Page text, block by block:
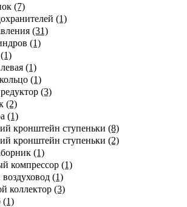
(7)
(1)
(31)
(1)
(1)
(1)
(1)
(3)
(2)
(1)
кронштейн ступеньки (8)
кронштейн ступеньки (2)
(1)
компрессор (1)
(1)
коллектор (3)
(1)